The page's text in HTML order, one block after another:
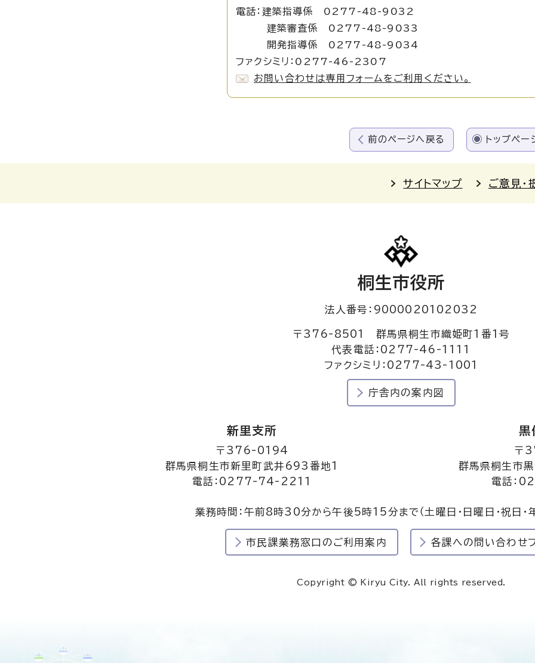
電話：建築指導係 0277-48-9032
建築審査係 0277-48-9033
開発指導係 0277-48-9034
ファクシミリ：0277-46-2307
お問い合わせは専用フォームをご利用ください。
前のページへ戻る トップペー
サイトマップ ご意見・
桐生市役所
法人番号：9000020102032
〒376-8501 群馬県桐生市織姫町1番1号
代表電話：0277-46-1111
ファクシミリ：0277-43-1001
庁舎内の案内図
新里支所
〒376-0194
群馬県桐生市新里町武井693番地1
電話：0277-74-2211
黒
〒
群馬県桐生市
電話：
業務時間：午前8時30分から午後5時15分まで（土曜日・日曜日・祝日
市民課業務窓口のご利用案内 各課への問い合わせ
Copyright © Kiryu City. All rights reserved.